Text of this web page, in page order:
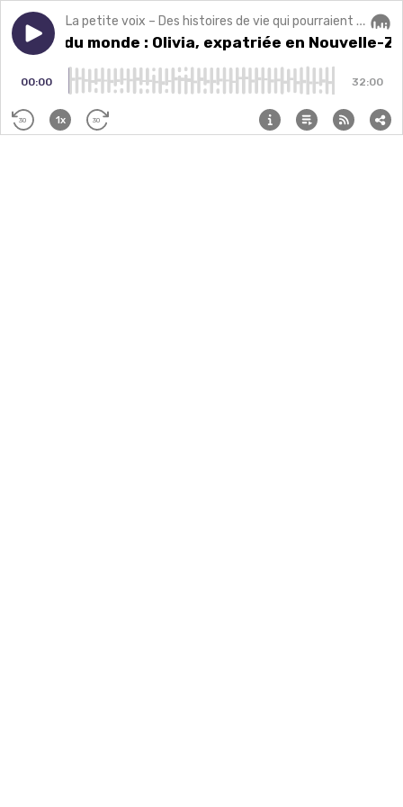
Play episodeLe bout du monde : Olivia, expatriée en Nouvelle-
La petite voix – Des histoires de vie qui pourraient changer la vôtre.
Le bout du monde : Olivia, expatriée en Nouvelle-
00:00 32:00
30 1x 30